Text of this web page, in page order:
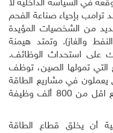
في السياسة الداخلية لا
ترامب بإحياء صناعة الفحم
من الشخصيات المؤيدة
والغاز). وتمتد هيمنة
على استحداث الوظائف.
التي تمولها الصين، توظف
مليون شخص يعملون في مشاريع الطاقة
المتجددة على مستوى العالم مقارنة مع اقل من 800 ألف وظيفة
أن يخلق قطاع الطاقة